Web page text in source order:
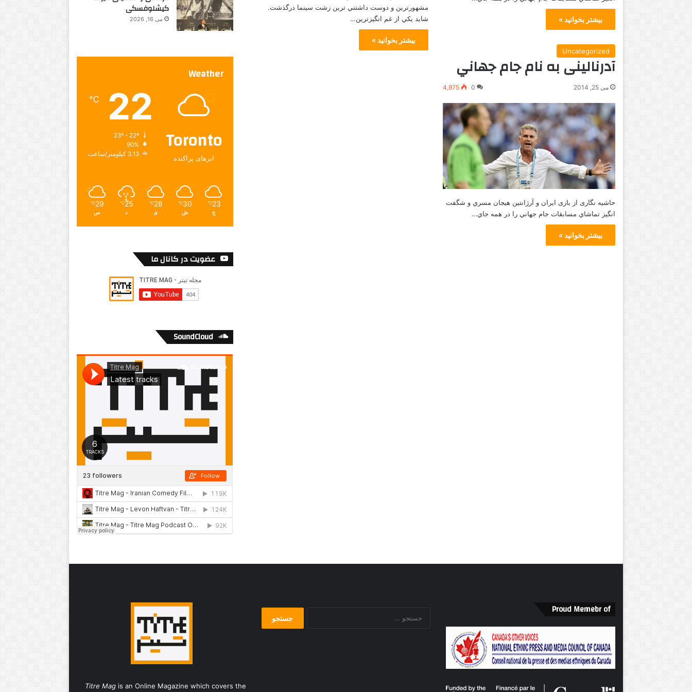
مشهورترين و دوست داشتني ترين زشت سينما درگذشت.
شايد يكي از غم انگيزترين…
بیشتر بخوانید »
بیشتر بخوانید »
Uncategorized
آدرنالینی به نام جام جهاني
می 25, 2014 0
4,975
حاشیه نگاری از بازی ايران و آرژانتين هيجان مسري و شگفت
انگيز تماشاي مسابقات جام جهاني را در همه جاي…
بیشتر بخوانید »
کیشلوفسکی
می 16, 2026
Weather
Toronto
ابرهای پراکنده
22
℃
90%
3.13 کیلومتر/ساعت
23
℃
ج
30
℃
ش
28
℃
ی
25
℃
د
29
℃
س
عضویت در کانال ما
SoundCloud
Proud Memebr of
Titre Magis an Online Magazine which covers the